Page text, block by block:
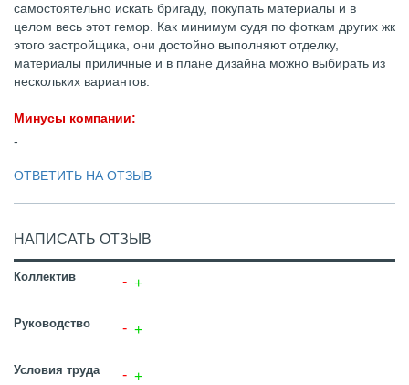
самостоятельно искать бригаду, покупать материалы и в
целом весь этот гемор. Как минимум судя по фоткам других жк
этого застройщика, они достойно выполняют отделку,
материалы приличные и в плане дизайна можно выбирать из
нескольких вариантов.
Минусы компании:
-
ОТВЕТИТЬ НА ОТЗЫВ
НАПИСАТЬ ОТЗЫВ
Коллектив
Руководство
Условия труда